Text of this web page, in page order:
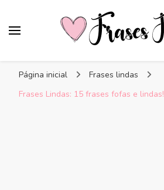
Página inicial
Frases lindas
Frases Lindas: 15 frases fofas e lindas!